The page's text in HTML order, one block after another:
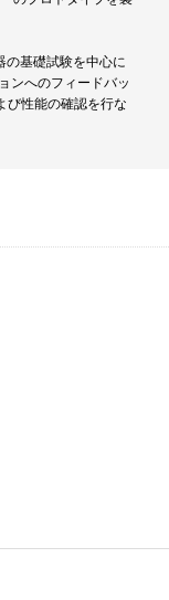
の基礎試験を中心に
ンへのフィードバッ
び性能の確認を行な